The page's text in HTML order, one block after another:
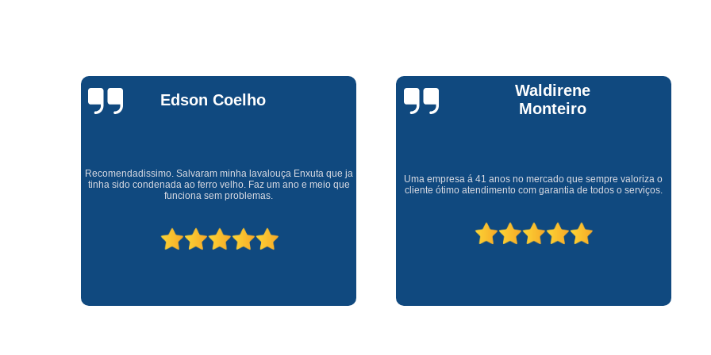
Assistencia Tecnica
Assistencia Tecnica Forno Microondas
Conserto de Maquina de Lavar
Conserto Maquina de Lavar
Conserto Maquina Lavar Roupa
Waldirene
Monteiro
Uma empresa á 41 anos no mercado que sempre valoriza o
cliente ótimo atendimento com garantia de todos o serviços.
Claúdia
Andrullis
telefônico (q hj infelizmente é um problema), e a eficiência do
técnico Sr Henrique na solução do problema da minha lava e
seca q minha família não vive mais sem. #recomendo os